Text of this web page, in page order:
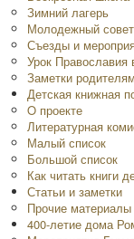
Зимний лагерь
Молодежный совет
Съезды и
Урок
Заметки родителям
Детская книжная
O проекте
Литературная
Малый список
Большой список
Как читать книги
Статьи и заметки
Прочие материалы
400-летие дома